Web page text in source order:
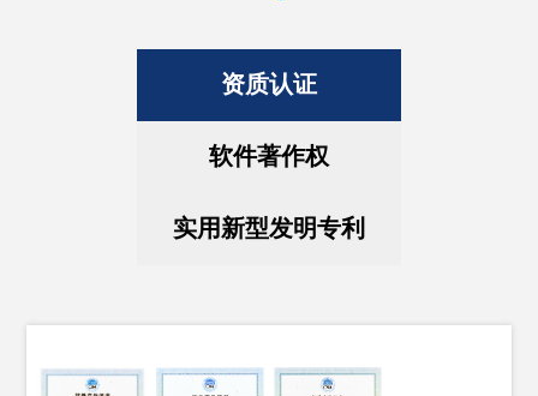
资质认证
软件著作权
实用新型发明专利